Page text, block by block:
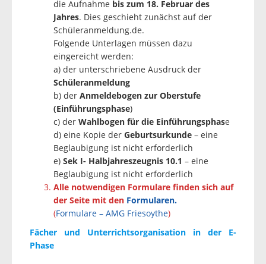
die Aufnahme bis zum 18. Februar des
Jahres. Dies geschieht zunächst auf der
Schüleranmeldung.de.
Folgende Unterlagen müssen dazu
eingereicht werden:
a) der unterschriebene Ausdruck der
Schüleranmeldung
b) der Anmeldebogen zur Oberstufe
(Einführungsphase)
c) der Wahlbogen für die Einführungsphase
d) eine Kopie der Geburtsurkunde – eine
Beglaubigung ist nicht erforderlich
e) Sek I- Halbjahreszeugnis 10.1 – eine
Beglaubigung ist nicht erforderlich
Alle notwendigen Formulare finden sich auf
der Seite mit den Formularen.
(Formulare – AMG Friesoythe)
Fächer und Unterrichtsorganisation in der E-
Phase